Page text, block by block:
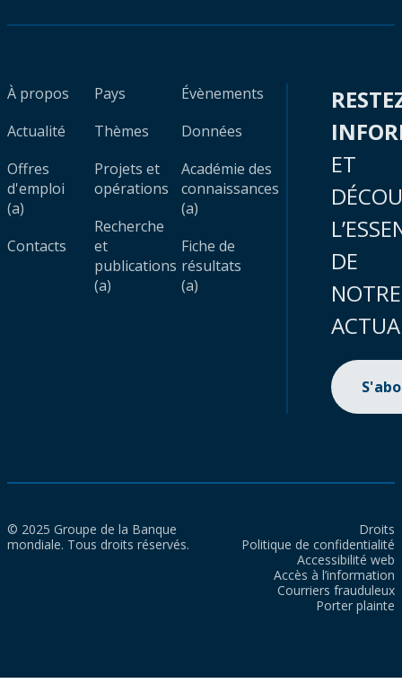
À propos
Actualité
Offres
d'emploi
(a)
Contacts
Pays
Thèmes
Projets et
opérations
Recherche
et
publications
(a)
Évènements
Données
Académie des
connaissances
(a)
Fiche de
résultats
(a)
ET
DE
NOTRE
© 2025 Groupe de la Banque
mondiale. Tous droits réservés.
Droits
Politique de confidentialité
Accessibilité web
Accès à l’information
Courriers frauduleux
Porter plainte